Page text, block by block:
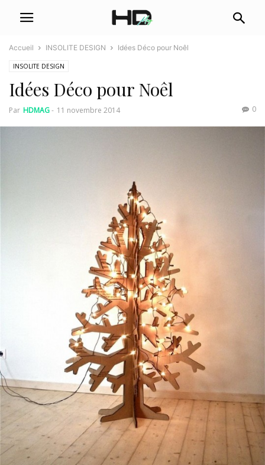
Accueil INSOLITE DESIGN Idées Déco pour Noêl
INSOLITE DESIGN
Idées Déco pour Noêl
Par HDMAG- 11 novembre 2014 0